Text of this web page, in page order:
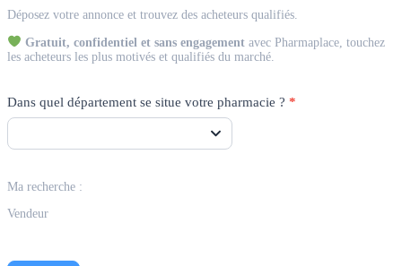
Vendeur
Déposez votre annonce et trouvez des acheteurs qualifiés.
Gratuit, confidentiel et sans engagement avec Pharmaplace, touchez
les acheteurs les plus motivés et qualifiés du marché.
Dans quel département se situe votre pharmacie ? *
Ma recherche :
Vendeur